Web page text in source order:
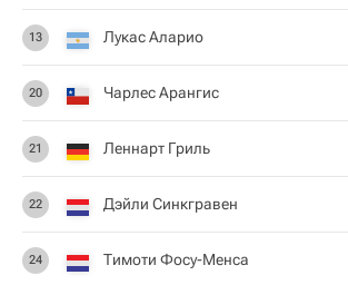
13 Лукас Аларио
20 Чарлес Арангис
21 Леннарт Гриль
22 Дэйли Синкгравен
24 Тимоти Фосу-Менса